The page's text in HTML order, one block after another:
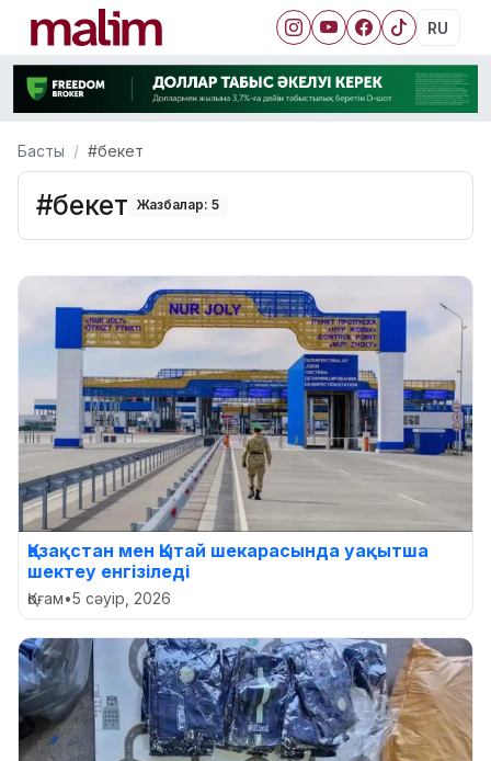
RU
Басты #бекет
#бекет Жазбалар: 5
Қазақстан мен Қытай шекарасында уақытша
шектеу енгізіледі
Қоғам•5 сәуір, 2026